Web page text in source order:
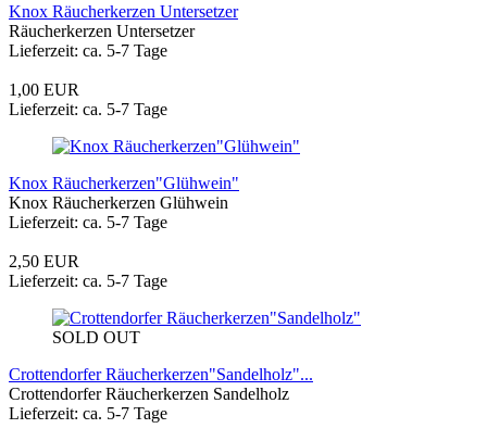
Knox Räucherkerzen Untersetzer
Räucherkerzen Untersetzer
Lieferzeit: ca. 5-7 Tage
1,00 EUR
Lieferzeit: ca. 5-7 Tage
Knox Räucherkerzen"Glühwein"
Knox Räucherkerzen Glühwein
Lieferzeit: ca. 5-7 Tage
2,50 EUR
Lieferzeit: ca. 5-7 Tage
SOLD OUT
Crottendorfer Räucherkerzen"Sandelholz"...
Crottendorfer Räucherkerzen Sandelholz
Lieferzeit: ca. 5-7 Tage